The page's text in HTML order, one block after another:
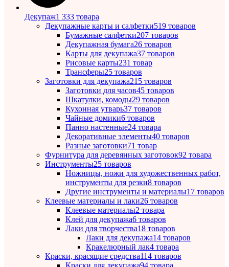
Декупаж1 333 товара
Декупажные карты и салфетки519 товаров
Бумажные салфетки207 товаров
Декупажная бумага26 товаров
Карты для декупажа37 товаров
Рисовые карты231 товар
Трансферы25 товаров
Заготовки для декупажа215 товаров
Заготовки для часов45 товаров
Шкатулки, комоды29 товаров
Кухонная утварь37 товаров
Чайные домики6 товаров
Панно настенные24 товара
Декоративные элементы40 товаров
Разные заготовки71 товар
Фурнитура для деревянных заготовок92 товара
Инструменты25 товаров
Ножницы, ножи для художественных работ,
инструменты для резки8 товаров
Другие инструменты и материалы17 товаров
Клеевые материалы и лаки26 товаров
Клеевые материалы2 товара
Клей для декупажа6 товаров
Лаки для творчества18 товаров
Лаки для декупажа14 товаров
Кракелюрный лак4 товара
Краски, красящие средства114 товаров
Краски для декупажа94 товара